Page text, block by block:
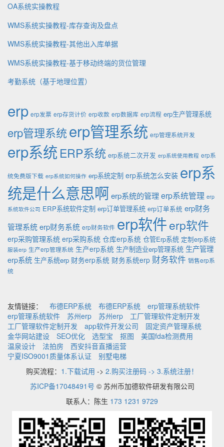
OA系统实操教程
WMS系统实操教程-库存查询及盘点
WMS系统实操教程-其他出入库单据
WMS系统实操教程-基于移动终端的货位管理
考勤系统（基于地理位置）
erp erp发票 erp存货计价 erp收款 erp数据库 erp流程 erp生产管理系统
erp管理系统erp管理系统 erp管理系统开发
erp系统 ERP系统 erp系统二次开发 erp系统使用教程 erp系
统免费版下载 erp系统如何操作 erp系统定制 erp系统怎么安装 erp系
统是什么意思啊erp系统的管理erp系统管理 erp
系统软件公司 ERP系统软件定制 erp订单管理系统 erp订单系统 erp财务
管理系统erp财务系统 erp财务软件 erp软件erp软件
erp采购管理系统 erp采购系统 仓库erp系统 仓管Erp系统 定制erp系统
服装erp 生产erp管理系统 生产erp系统 生产制造业erp管理系统 生产管理
erp系统 生产系统erp 财务erp系统 财务系统erp 财务软件 销售erp系
统
友情链接： 布德ERP系统 布德ERP系统
erp管理系统软件
erp管理系统软件
苏州erp 苏州erp
工厂管理软件定制开发
工厂管理软件定制开发
app软件开发公司
固定资产管理系统
金华网站建设
SEO优化 选型宝 抠图
美国fda检测费用
温泉设计
法拍房
西安抖音直播运营
宁夏ISO9001质量体系认证
别墅电梯
购买流程： 1.下载试用 -> 2.购买注册码 -> 3.系统注册！
苏ICP备17048491号 © 苏州币加德软件研发有限公司
联系人：陈生 173 1231 9729